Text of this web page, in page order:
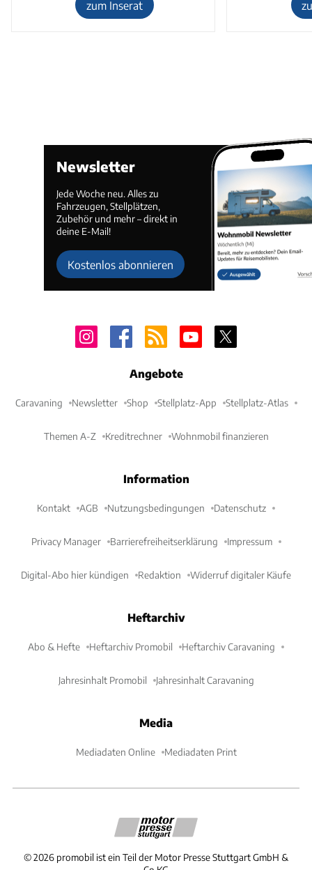
zum Inserat
Newsletter
Jede Woche neu. Alles zu
Fahrzeugen, Stellplätzen,
Zubehör und mehr – direkt in
deine E-Mail!
Kostenlos abonnieren
Angebote
Caravaning Newsletter Shop Stellplatz-App Stellplatz-Atlas
Themen A-Z Kreditrechner Wohnmobil finanzieren
Information
Kontakt AGB Nutzungsbedingungen Datenschutz
Privacy Manager Barrierefreiheitserklärung Impressum
Digital-Abo hier kündigen Redaktion Widerruf digitaler Käufe
Heftarchiv
Abo & Hefte Heftarchiv Promobil Heftarchiv Caravaning
Jahresinhalt Promobil Jahresinhalt Caravaning
Media
Mediadaten Online Mediadaten Print
©2026 promobil ist ein Teil der Motor Presse Stuttgart GmbH &